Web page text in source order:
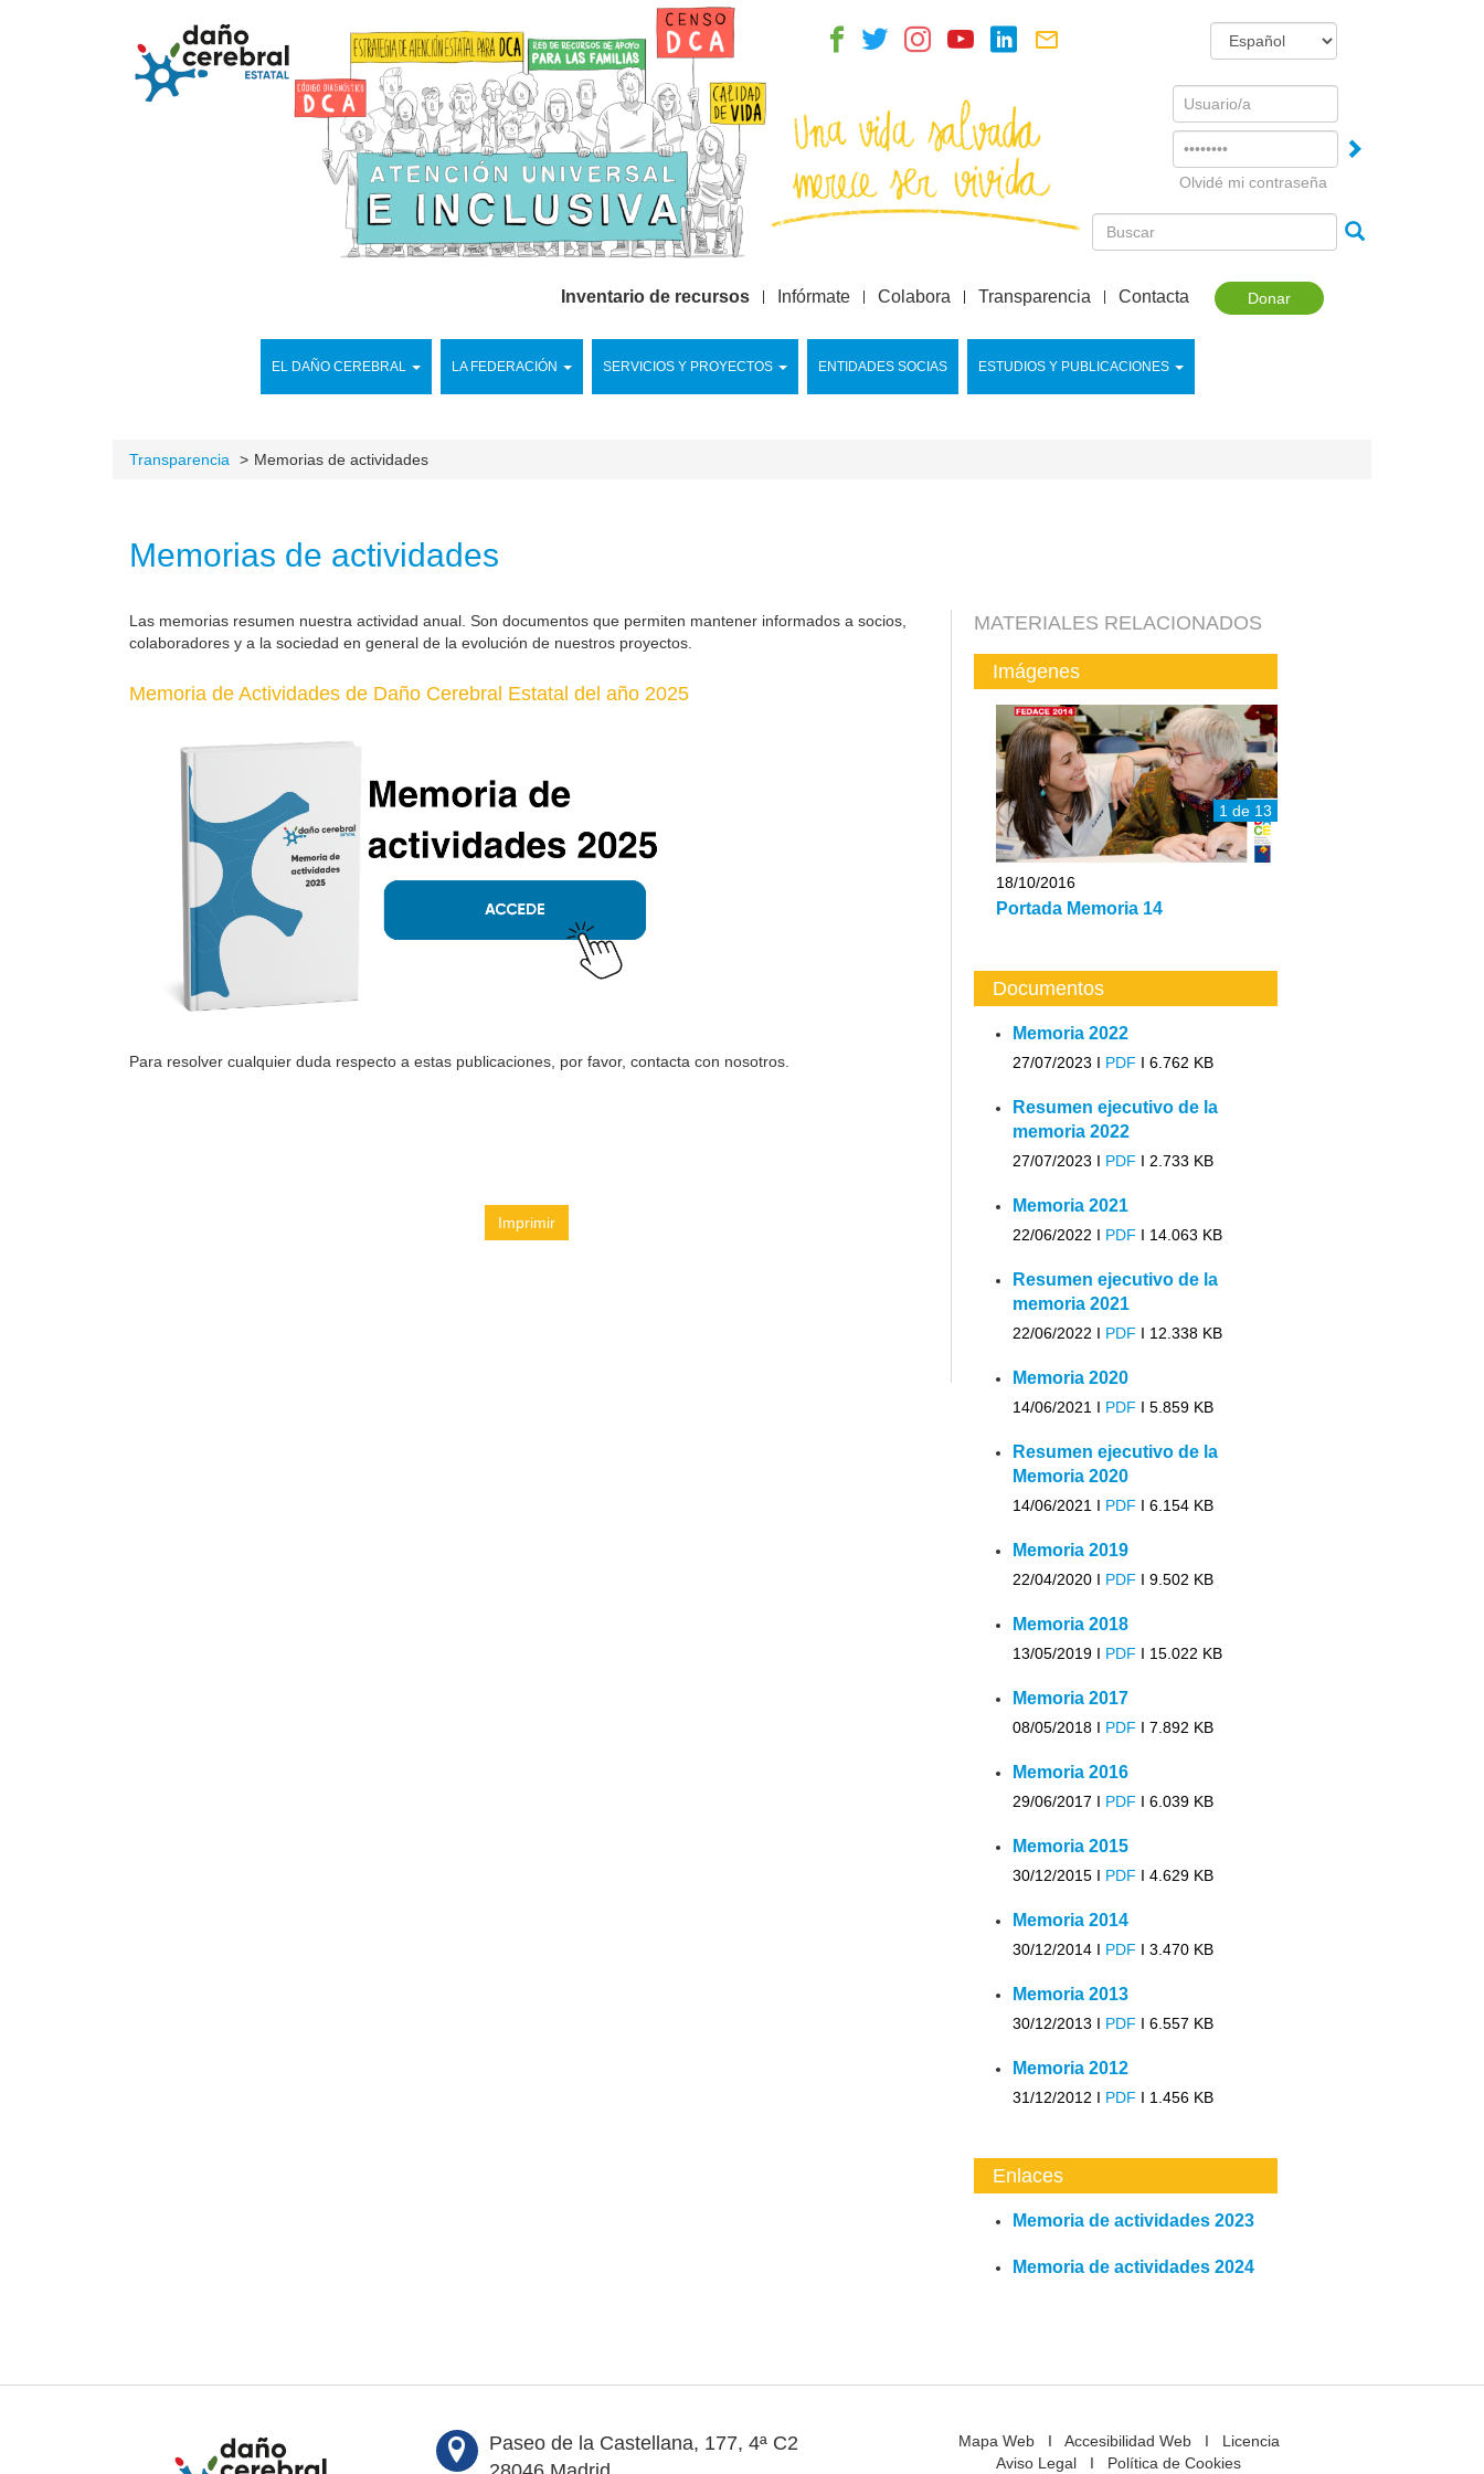
Username
Olvidé mi contraseña
Donar
EL DAÑO CEREBRAL LA FEDERACIÓN SERVICIOS Y PROYECTOS ENTIDADES SOCIAS ESTUDIOS Y PUBLICACIONES
Inventario de recursos Infórmate Colabora Transparencia Contacta
Transparencia Memorias de actividades
Memorias de actividades
Las memorias resumen nuestra actividad anual. Son documentos que permiten mantener informados a socios,
colaboradores y a la sociedad en general de la evolución de nuestros proyectos.
Memoria de Actividades de Daño Cerebral Estatal del año 2025
Para resolver cualquier duda respecto a estas publicaciones, por favor, contacta con nosotros.
Imprimir
MATERIALES RELACIONADOS
Imágenes
1 de 13
18/10/2016
Portada Memoria 14
Documentos
Memoria 2022
27/07/2023 I PDF I 6.762 KB
Resumen ejecutivo de la
memoria 2022
27/07/2023 I PDF I 2.733 KB
Memoria 2021
22/06/2022 I PDF I 14.063 KB
Resumen ejecutivo de la
memoria 2021
22/06/2022 I PDF I 12.338 KB
Memoria 2020
14/06/2021 I PDF I 5.859 KB
Resumen ejecutivo de la
Memoria 2020
14/06/2021 I PDF I 6.154 KB
Memoria 2019
22/04/2020 I PDF I 9.502 KB
Memoria 2018
13/05/2019 I PDF I 15.022 KB
Memoria 2017
08/05/2018 I PDF I 7.892 KB
Memoria 2016
29/06/2017 I PDF I 6.039 KB
Memoria 2015
30/12/2015 I PDF I 4.629 KB
Memoria 2014
30/12/2014 I PDF I 3.470 KB
Memoria 2013
30/12/2013 I PDF I 6.557 KB
Memoria 2012
31/12/2012 I PDF I 1.456 KB
Enlaces
Memoria de actividades 2023
Memoria de actividades 2024
Paseo de la Castellana, 177, 4ª C2
Mapa WebI Accesibilidad WebI Licencia
Aviso Legal I Política de Cookies